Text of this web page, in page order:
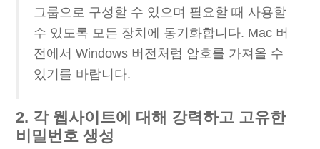
그룹으로 구성할 수 있으며 필요할 때 사용할
수 있도록 모든 장치에 동기화합니다. Mac 버
전에서 Windows 버전처럼 암호를 가져올 수
있기를 바랍니다.
2. 각 웹사이트에 대해 강력하고 고유한
비밀번호 생성